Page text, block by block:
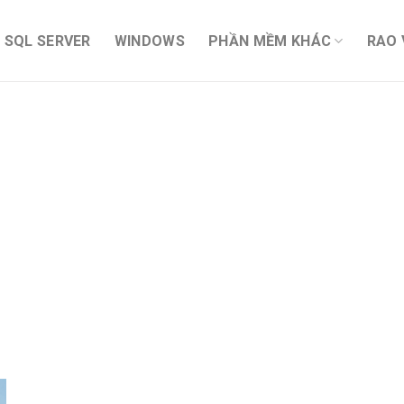
SQL SERVER WINDOWS PHẦN MỀM KHÁC RAO